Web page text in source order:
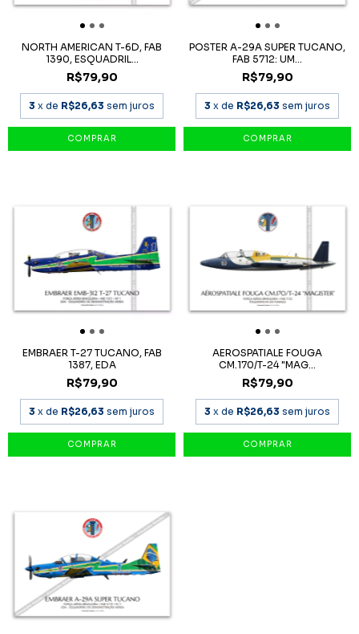
NORTH AMERICAN T-6D, FAB
1390, ESQUADRIL...
R$79,90
3 x de R$26,63 sem juros
POSTER A-29A SUPER TUCANO,
FAB 5712: UM...
R$79,90
3 x de R$26,63 sem juros
EMBRAER T-27 TUCANO, FAB
1387, EDA
R$79,90
3 x de R$26,63 sem juros
AEROSPATIALE FOUGA
CM.170/T-24 "MAG...
R$79,90
3 x de R$26,63 sem juros